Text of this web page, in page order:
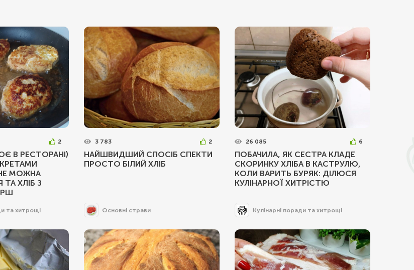
2
В РЕСТОРАНІ)
МОЖНА
ХЛІБ З
та хитрощі
3 783 2
НАЙШВИДШИЙ СПОСІБ СПЕКТИ
ПРОСТО БІЛИЙ ХЛІБ
Основні страви
26 085 6
ПОБАЧИЛА, ЯК СЕСТРА КЛАДЕ
СКОРИНКУ ХЛІБА В КАСТРУЛЮ,
КОЛИ ВАРИТЬ БУРЯК: ДІЛЮСЯ
КУЛІНАРНОЇ ХИТРІСТЮ
Кулінарні поради та хитрощі